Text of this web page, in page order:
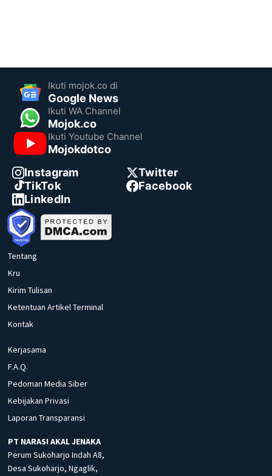
Ikuti mojok.co di
Google News
Ikuti WA Channel
Mojok.co
Ikuti Youtube Channel
Mojokdotco
Instagram
Twitter
TikTok
Facebook
LinkedIn
Tentang
Kru
Kirim Tulisan
Ketentuan Artikel Terminal
Kontak
Kerjasama
F.A.Q.
Pedoman Media Siber
Kebijakan Privasi
Laporan Transparansi
PT NARASI AKAL JENAKA
Perum Sukoharjo Indah A8,
Desa Sukoharjo, Ngaglik,